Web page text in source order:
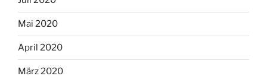
Mai 2020
April 2020
März 2020